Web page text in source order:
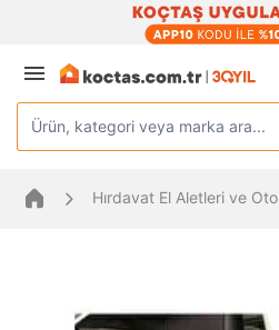
Ürün, kategori veya marka ara...
Hırdavat El Aletleri ve Oto